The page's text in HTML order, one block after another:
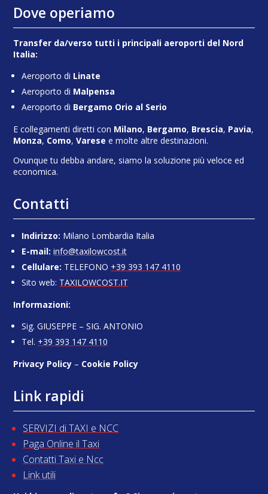
Dove operiamo
Transfer da/verso tutti i principali aeroporti del Nord
Italia:
Aeroporto di Linate
Aeroporto di Malpensa
Aeroporto di Bergamo Orio al Serio
E collegamenti diretti con Milano, Bergamo, Brescia, Pavia,
Monza, Como,Varese e molte altre destinazioni.
Ovunque tu debba andare, siamo la soluzione più veloce ed
economica.
Contatti
Indirizzo: Milano Lombardia Italia
E-mail: info@taxilowcost.it
Cellulare: TELEFONO +39 393 147 4110
Sito web: TAXILOWCOST.IT
Informazioni:
Sig. GIUSEPPE – SIG. ANTONIO
Tel. +39 393 147 4110
Privacy Policy – Cookie Policy
Link rapidi
SERVIZI di TAXI e NCC
Paga Online il Taxi
Contatti Taxi e Ncc
Link utili